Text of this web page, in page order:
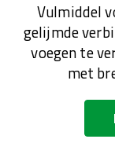
Vulmiddel
gelijmde
voegen te
met